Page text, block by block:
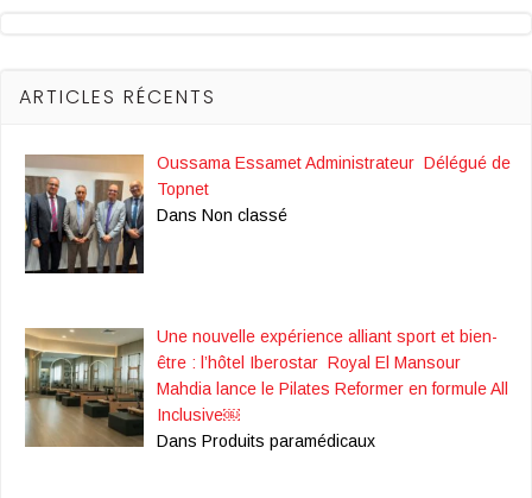
ARTICLES RÉCENTS
Oussama Essamet Administrateur Délégué de
Topnet
Dans Non classé
Une nouvelle expérience alliant sport et bien-
être : l’hôtel Iberostar Royal El Mansour
Mahdia lance le Pilates Reformer en formule All
Inclusive￼
Dans Produits paramédicaux